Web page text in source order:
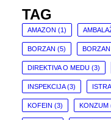
TAG
AMAZON (1)
BORZAN (5)
DIREKTIVA O MEDU (3)
INSPEKCIJA(3)
KOFEIN (3) KONZUM